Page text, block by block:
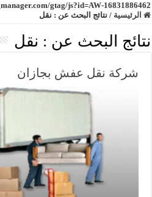
gtag/js?id=AW-16831886462
الرئيسية / نتائج البحث عن : نقل
نتائج البحث عن : نقل
شركة نقل عفش بجازان